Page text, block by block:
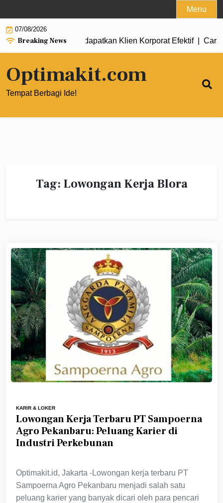
to
content
Menu
07/08/2026
Breaking News
untuk Mendapatkan Klien Korporat Efektif | Cara
Optimakit.com
Tempat Berbagi Ide!
Tag: Lowongan Kerja Blora
KARIR & LOKER
Lowongan Kerja Terbaru PT Sampoerna
Agro Pekanbaru: Peluang Karier di
Industri Perkebunan
Optimakit.id, Jakarta -Lowongan kerja terbaru PT
Sampoerna Agro Pekanbaru menjadi salah satu
peluang karier yang banyak dicari oleh para pencari